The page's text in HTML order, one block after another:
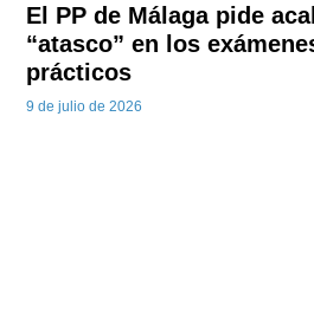
El PP de Málaga pide
“atasco” en los
prácticos
9 de julio de 2026